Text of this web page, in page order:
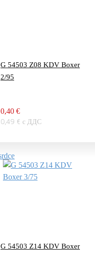
G 54503 Z08 KDV Boxer
2/95
0,40 €
0,49 € с ДДС
G 54503 Z14 KDV Boxer